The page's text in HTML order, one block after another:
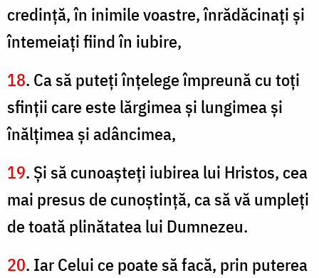
credinţă, în inimile voastre, înrădăcinaţi şi
întemeiaţi fiind în iubire,
18. Ca să puteţi înţelege împreună cu toţi
sfinţii care este lărgimea şi lungimea şi
înălţimea şi adâncimea,
19. Şi să cunoaşteţi iubirea lui Hristos, cea
mai presus de cunoştinţă, ca să vă umpleţi
de toată plinătatea lui Dumnezeu.
20. Iar Celui ce poate să facă, prin puterea